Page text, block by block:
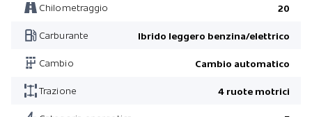
Chilometraggio 20
Carburante Ibrido leggero benzina/elettrico
Cambio Cambio automatico
Trazione 4 ruote motrici